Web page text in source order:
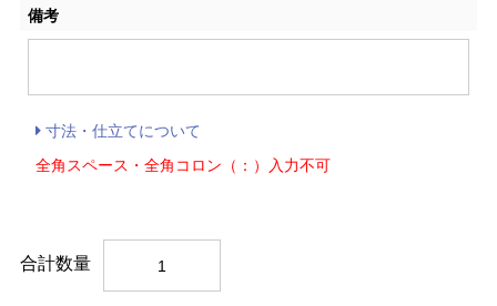
備考
寸法・仕立てについて
全角スペース・全角コロン（：）入力不可
合計数量